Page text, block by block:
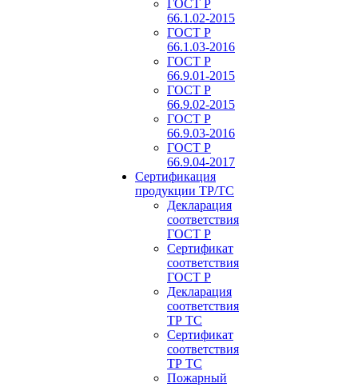
ГОСТ Р
66.1.02-2015
ГОСТ Р
66.1.03-2016
ГОСТ Р
66.9.01-2015
ГОСТ Р
66.9.02-2015
ГОСТ Р
66.9.03-2016
ГОСТ Р
66.9.04-2017
Сертификация
продукции ТР/ТС
Декларация
соответствия
ГОСТ Р
Сертификат
соответствия
ГОСТ Р
Декларация
соответствия
ТР ТС
Сертификат
соответствия
ТР ТС
Пожарный